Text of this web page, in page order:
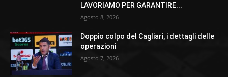
LAVORIAMO PER GARANTIRE...
Agosto 8, 2026
Doppio colpo del Cagliari, i dettagli delle
operazioni
Agosto 7, 2026